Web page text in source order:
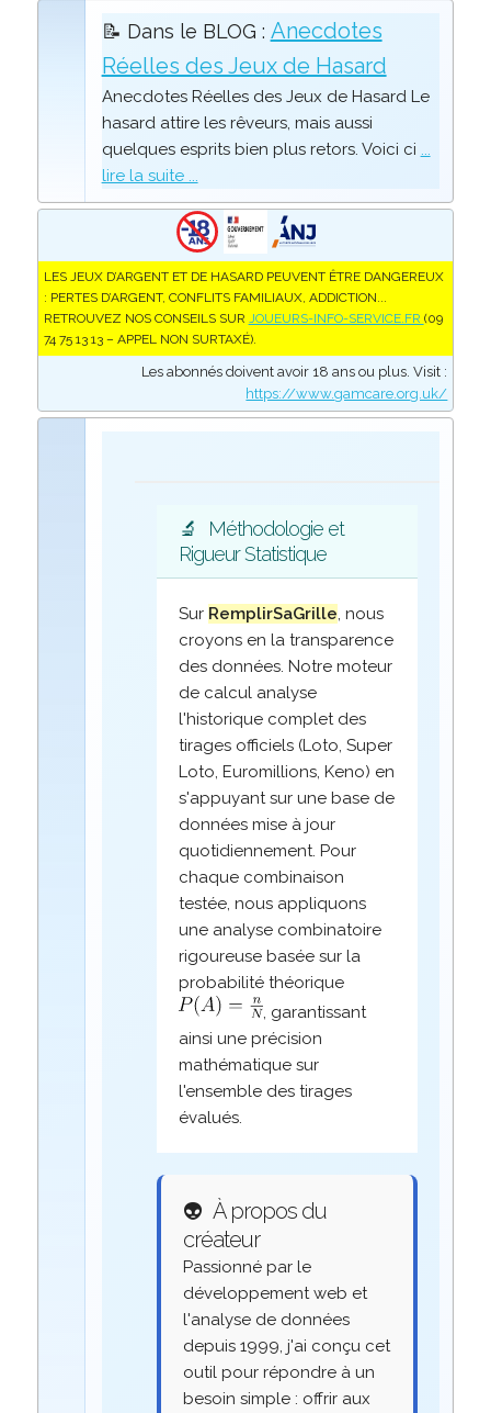
📝 Dans le BLOG : Anecdotes
Réelles des Jeux de Hasard
Anecdotes Réelles des Jeux de Hasard Le
hasard attire les rêveurs, mais aussi
quelques esprits bien plus retors. Voici ci ...
lire la suite ...
LES JEUX D’ARGENT ET DE HASARD PEUVENT ÊTRE DANGEREUX
: PERTES D’ARGENT, CONFLITS FAMILIAUX, ADDICTION...
RETROUVEZ NOS CONSEILS SUR JOUEURS-INFO-SERVICE.FR (09
74 75 13 13 – APPEL NON SURTAXÉ).
Les abonnés doivent avoir 18 ans ou plus. Visit :
https://www.gamcare.org.uk/
🔬
Méthodologie et
Rigueur Statistique
Sur RemplirSaGrille, nous
croyons en la transparence
des données. Notre moteur
de calcul analyse
l'historique complet des
tirages officiels (Loto, Super
Loto, Euromillions, Keno) en
s'appuyant sur une base de
données mise à jour
quotidiennement. Pour
chaque combinaison
testée, nous appliquons
une analyse combinatoire
rigoureuse basée sur la
probabilité théorique
, garantissant
ainsi une précision
mathématique sur
l'ensemble des tirages
évalués.
👽 À propos du
créateur
Passionné par le
développement web et
l'analyse de données
depuis 1999, j'ai conçu cet
outil pour répondre à un
besoin simple : offrir aux